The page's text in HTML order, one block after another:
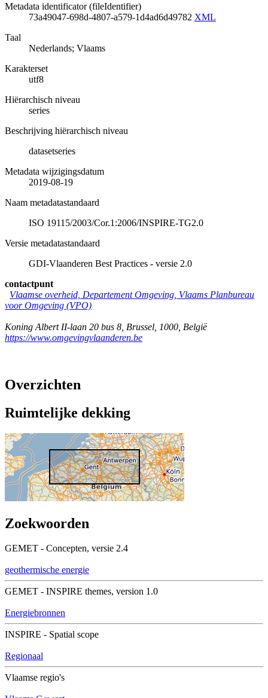
Metadata identificator (fileIdentifier)
73a49047-698d-4807-a579-1d4ad6d49782 XML
Taal
Nederlands; Vlaams
Karakterset
utf8
Hiërarchisch niveau
series
Beschrijving hiërarchisch niveau
datasetseries
Metadata wijzigingsdatum
2019-08-19
Naam metadatastandaard
ISO 19115/2003/Cor.1:2006/INSPIRE-TG2.0
Versie metadatastandaard
GDI-Vlaanderen Best Practices - versie 2.0
contactpunt
Vlaamse overheid, Departement Omgeving, Vlaams Planbureau
voor Omgeving (VPO)
Koning Albert II-laan 20 bus 8 Brussel 1000 België
https://www.omgevingvlaanderen.be
Overzichten
Ruimtelijke dekking
Zoekwoorden
GEMET - Concepten, versie 2.4
geothermische energie
GEMET - INSPIRE themes, version 1.0
Energiebronnen
INSPIRE - Spatial scope
Regionaal
Vlaamse regio's